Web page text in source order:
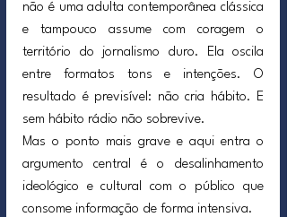
não é uma adulta contemporânea clássica
e tampouco assume com coragem o
território do jornalismo duro. Ela oscila
entre formatos tons e intenções. O
resultado é previsível: não cria hábito. E
sem hábito rádio não sobrevive.
Mas o ponto mais grave e aqui entra o
argumento central é o desalinhamento
ideológico e cultural com o público que
consome informação de forma intensiva.